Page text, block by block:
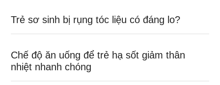
Trẻ sơ sinh bị rụng tóc liệu có đáng lo?
Chế độ ăn uống để trẻ hạ sốt giảm thân
nhiệt nhanh chóng